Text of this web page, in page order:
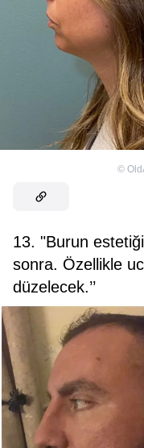
©
13. "Burun
sonra. Özellikle
düzelecek.’’